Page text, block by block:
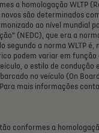
a homologação WLTP
novos são determinados
ao nível mundial
(NEDC), que era a
segundo a norma WLTP é,
podem variar em função
o estilo de condução e
no veículo (On Board
Para mais informações
conformes a